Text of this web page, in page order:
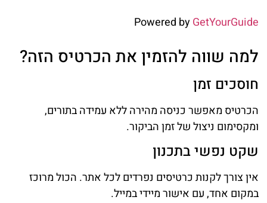
Powered byGetYourGuide
למה שווה להזמין את הכרטיס הזה?
חוסכים זמן
הכרטיס מאפשר כניסה מהירה ללא עמידה בתורים,
ומקסימום ניצול של זמן הביקור.
שקט נפשי בתכנון
אין צורך לקנות כרטיסים נפרדים לכל אתר. הכול מרוכז
במקום אחד, עם אישור מיידי במייל.